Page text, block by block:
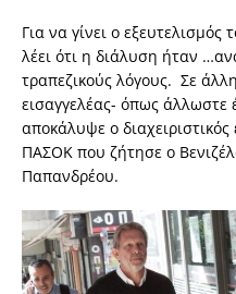
Για να γίνει ο
λέει ότι η διάλυση ήταν
τραπεζικούς λόγους. Σε
εισαγγελέας- όπως άλλωστε
αποκάλυψε ο
ΠΑΣΟΚ που ζήτησε ο
Παπανδρέου.